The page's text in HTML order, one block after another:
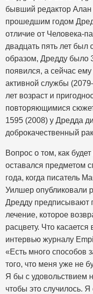
бывший редактор
прошедшим годом
отличие от Человека-
двадцать пять лет был
образом, Дредду было
появился, а сейчас
активной службы
лет возраст и
повторяющимися
1595 (2008) у Дредда
доброкачественный
Вопрос о том, как
оставался предметом
года, когда писатель
Уилшер опубликовали
Дредду
лечение, которое
расцвету. Что
интервью журналу
«Есть много способов
того, что меня уже не
Я бы с удовольствием
чтобы это случилось.